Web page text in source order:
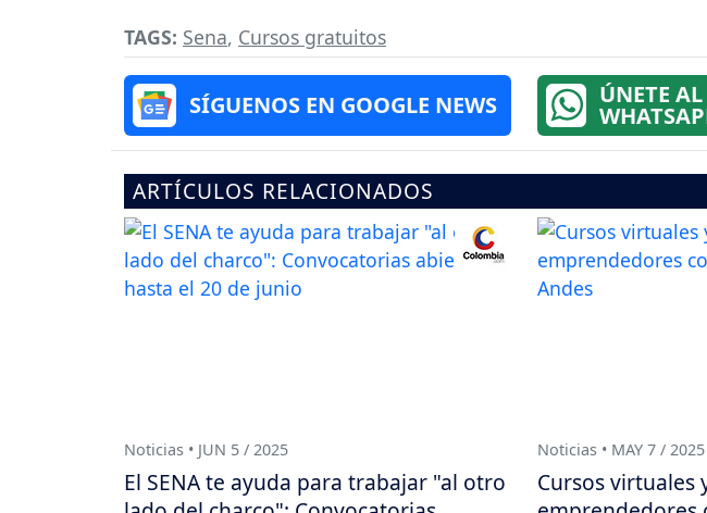
TAGS: Sena, Cursos gratuitos
SÍGUENOS EN GOOGLE NEWS ÚNETE
ARTÍCULOS RELACIONADOS
Noticias • JUN 5 / 2025
El SENA te ayuda para trabajar "al otro
Noticias • MAY 7 / 2025
Cursos virtuales